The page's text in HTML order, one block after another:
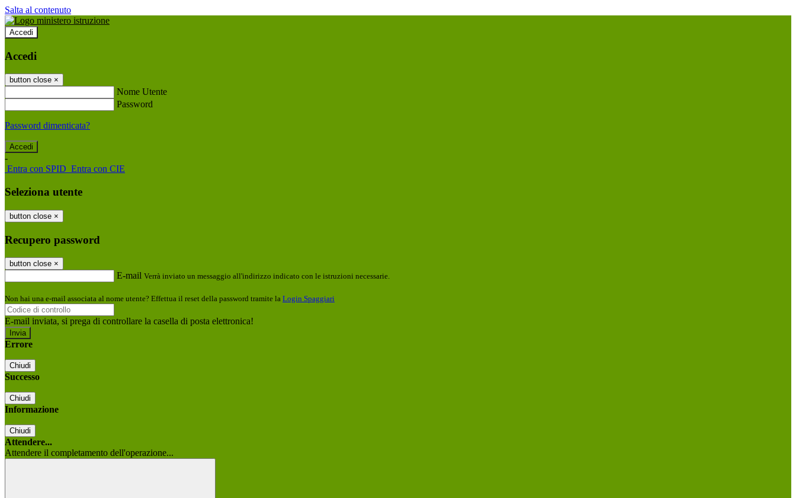
Salta al contenuto
Accedi
Accedi
button close ×
Nome Utente
Password
Password dimenticata?
-
Entra con SPID Entra con CIE
Seleziona utente
button close ×
Recupero password
button close ×
E-mail Verrà inviato un messaggio all'indirizzo indicato con le istruzioni necessarie.
Non hai una e-mail associata al nome utente? Effettua il reset della password tramite la Login Spaggiari
E-mail inviata, si prega di controllare la casella di posta elettronica!
Errore
Chiudi
Successo
Chiudi
Informazione
Chiudi
Attendere...
Attendere il completamento dell'operazione...